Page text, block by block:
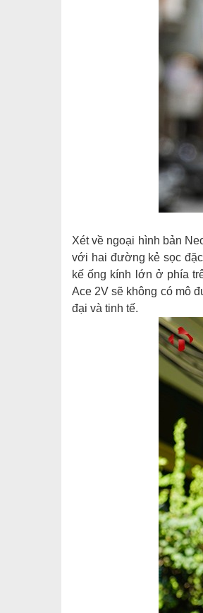
Xét về ngoại hình bản
với hai đường kẻ sọc
kế ống kính lớn ở phía
Ace 2V sẽ không có mô
đại và tinh tế.